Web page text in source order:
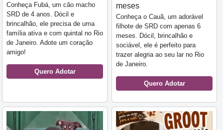
Conheça Fubá, um cão macho
SRD de 4 anos. Dócil e
brincalhão, ele precisa de uma
família ativa e com quintal no Rio
de Janeiro. Adote um coração
amigo!
Quero Adotar
meses
Conheça o Cauã, um adorável
filhote de SRD com apenas 6
meses. Dócil, brincalhão e
sociável, ele é perfeito para
trazer alegria ao seu lar no Rio
de Janeiro.
Quero Adotar